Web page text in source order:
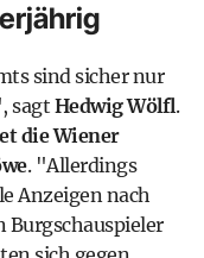
sind sicher nur
sagt Hedwig Wölfl.
dieWiener
. "Allerdings
Anzeigen nach
Burgschauspieler